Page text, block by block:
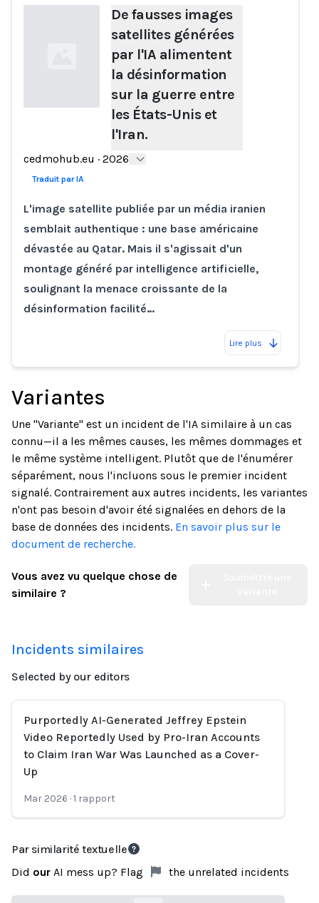
De fausses images
satellites générées
par l'IA alimentent
la désinformation
sur la guerre entre
les États-Unis et
l'Iran.
cedmohub.eu · 2026
Traduit par IA
L'image satellite publiée par un média iranien
semblait authentique : une base américaine
dévastée au Qatar. Mais il s'agissait d'un
montage généré par intelligence artificielle,
soulignant la menace croissante de la
désinformation facilité…
Lire plus
Variantes
Une "Variante" est un incident de l'IA similaire à un cas
connu—il a les mêmes causes, les mêmes dommages et
le même système intelligent. Plutôt que de l'énumérer
séparément, nous l'incluons sous le premier incident
signalé. Contrairement aux autres incidents, les variantes
n'ont pas besoin d'avoir été signalées en dehors de la
base de données des incidents. En savoir plus sur le
document de recherche.
Vous avez vu quelque chose de
similaire ?
Incidents similaires
Selected by our editors
Purportedly AI-Generated Jeffrey Epstein
Video Reportedly Used by Pro-Iran Accounts
to Claim Iran War Was Launched as a Cover-
Up
Mar 2026 ·1 rapport
Par similarité textuelle
Did our AI mess up? Flag the unrelated incidents